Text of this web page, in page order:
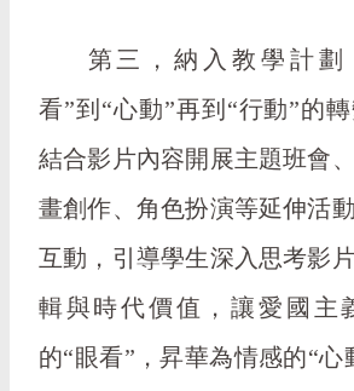
第三，納入教學計劃
看”到“心動”再到“行動”的
結合影片內容開展主題班會
畫創作、角色扮演等延伸活
互動，引導學生深入思考影
輯與時代價值，讓愛國主
的“眼看”，昇華為情感的“心